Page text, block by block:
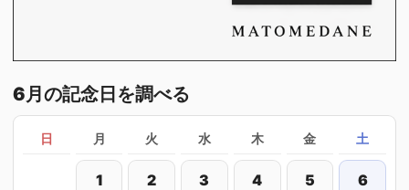
6月の記念日を調べる
日 月 火 水 木 金 土
1 2 3 4 5 6